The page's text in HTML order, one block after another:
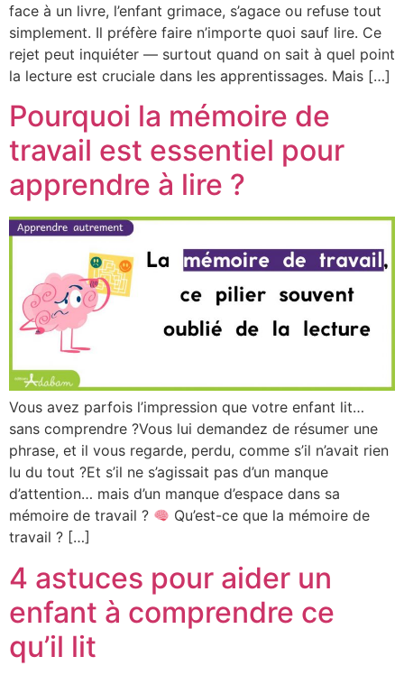
face à un livre, l’enfant grimace, s’agace ou refuse tout
simplement. Il préfère faire n’importe quoi sauf lire. Ce
rejet peut inquiéter — surtout quand on sait à quel point
la lecture est cruciale dans les apprentissages. Mais […]
Pourquoi la mémoire de
travail est essentiel pour
apprendre à lire ?
Vous avez parfois l’impression que votre enfant lit…
sans comprendre ?Vous lui demandez de résumer une
phrase, et il vous regarde, perdu, comme s’il n’avait rien
lu du tout ?Et s’il ne s’agissait pas d’un manque
d’attention… mais d’un manque d’espace dans sa
mémoire de travail ?
Qu’est-ce que la mémoire de
travail ? […]
4 astuces pour aider un
enfant à comprendre ce
qu’il lit